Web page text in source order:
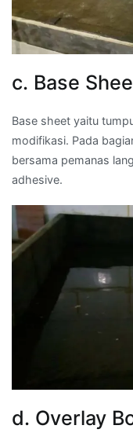
c. Base
Base sheet yaitu
modifikasi. Pada
bersama pemanas
adhesive.
d. Overlay